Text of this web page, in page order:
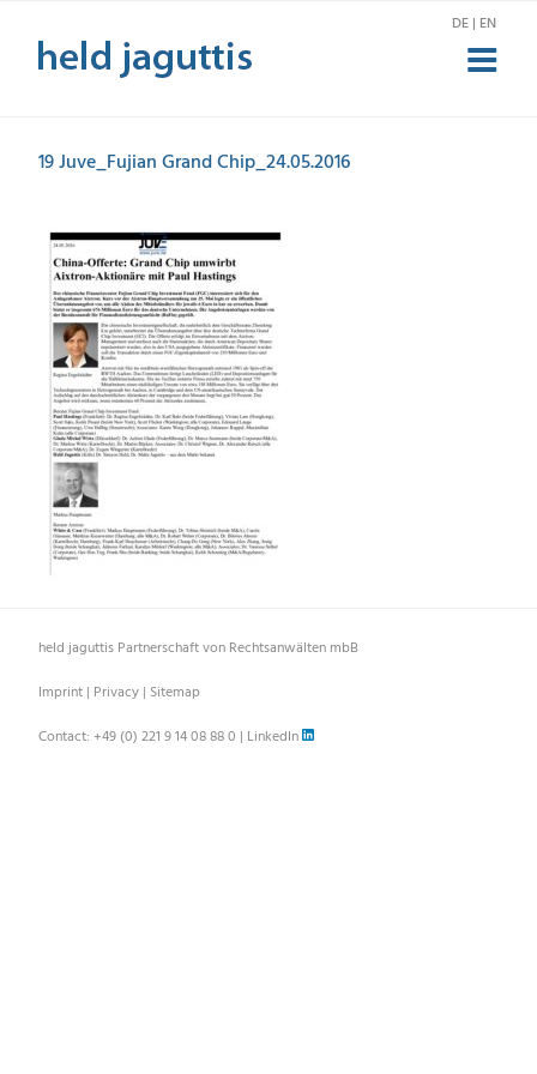
content
DE | EN
19 Juve_Fujian Grand Chip_24.05.2016
held jaguttis Partnerschaft von Rechtsanwälten mbB
Imprint | Privacy | Sitemap
Contact: +49 (0) 221 9 14 08 88 0 | LinkedIn